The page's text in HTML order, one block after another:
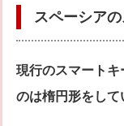
スペーシア
現行のスマートキ
のは楕円形をして